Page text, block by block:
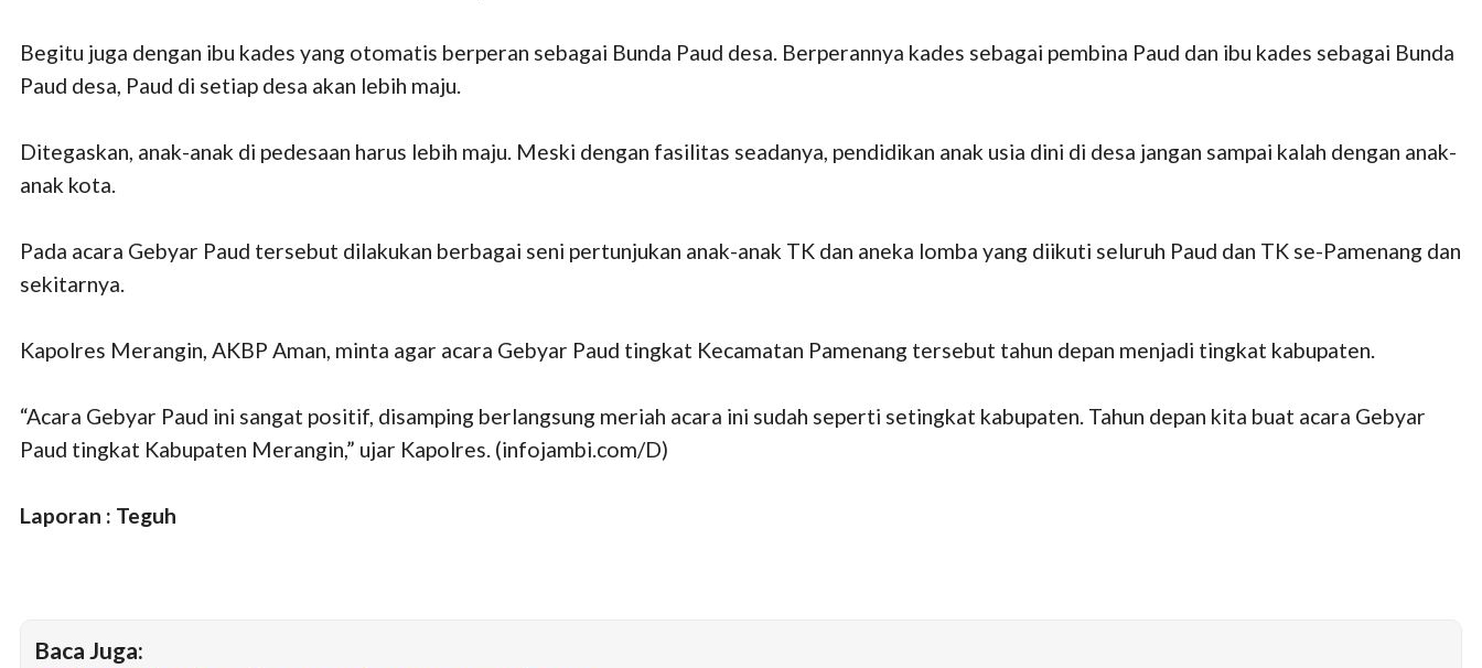
Begitu juga dengan ibu kades yang otomatis berperan sebagai Bunda Paud desa. Berperannya kades sebagai pembina Paud dan ibu kades sebagai Bunda
Paud desa, Paud di setiap desa akan lebih maju.
Ditegaskan, anak-anak di pedesaan harus lebih maju. Meski dengan fasilitas seadanya, pendidikan anak usia dini di desa jangan sampai kalah dengan anak-
anak kota.
Pada acara Gebyar Paud tersebut dilakukan berbagai seni pertunjukan anak-anak TK dan aneka lomba yang diikuti seluruh Paud dan TK se-Pamenang dan
sekitarnya.
Kapolres Merangin, AKBP Aman, minta agar acara Gebyar Paud tingkat Kecamatan Pamenang tersebut tahun depan menjadi tingkat kabupaten.
“Acara Gebyar Paud ini sangat positif, disamping berlangsung meriah acara ini sudah seperti setingkat kabupaten. Tahun depan kita buat acara Gebyar
Paud tingkat Kabupaten Merangin,” ujar Kapolres. (infojambi.com/D)
Laporan : Teguh
Baca Juga: